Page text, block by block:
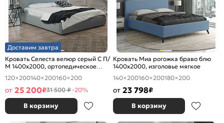
Доставим завтра
Кровать Селеста велюр серый С П/
М 1400x2000, ортопедическое
основание, изголовье мягкое
120×200140×200160×200
от 25 200₽31 500 ₽-20%
В корзину
Кровать Миа рогожка браво блю
1400x2000, изголовье мягкое
140×200160×200180×200
от 23 798₽
В корзину